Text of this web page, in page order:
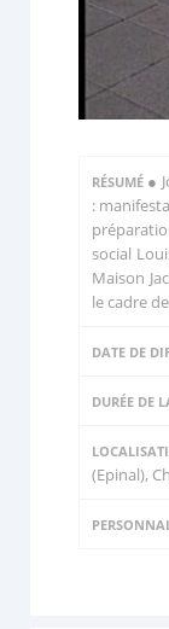
RÉSUMÉ ●
:
social
Maison
le cadre
DATE DE
DURÉE DE
(Epinal),